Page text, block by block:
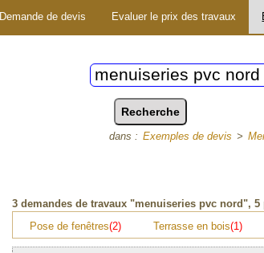
Demande de devis Evaluer le prix des travaux
dans : Exemples de devis >
3 demandes de travaux "menuiseries pvc nord", 5
Pose de fenêtres(2) Terrasse en bois(1)